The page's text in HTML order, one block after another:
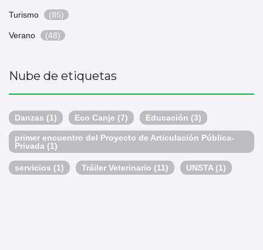
Turismo (85)
Verano (48)
Nube de etiquetas
Danzas (1) Eco Canje (7) Educación (3)
primer encuentro del Proyecto de Articulación Pública-
Privada (1)
servicios (1) Tráiler Veterinario (11) UNSTA(1)